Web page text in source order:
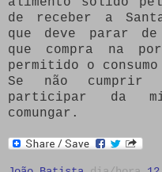
de receber a
que deve parar
que compra na
permitido o
Se não cumprir
participar da
comungar.